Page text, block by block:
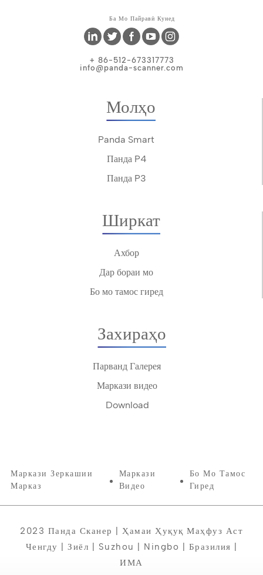
Ба Мо Пайравӣ Кунед
+ 86-512-673317773
info@panda-scanner.com
Молҳо
Panda Smart
Панда P4
Панда P3
Ширкат
Ахбор
Дар бораи мо
Бо мо тамос гиред
Захираҳо
Парванд Галерея
Маркази видео
Download
Маркази Зеркашии
Марказ
Маркази
Видео
Бо Мо Тамос
Гиред
2023 Панда Сканер | Ҳамаи Ҳуқуқ Маҳфуз Аст
Ченгду | Зиёл | Suzhou | Ningbo | Бразилия |
ИМА